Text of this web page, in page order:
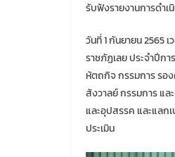
รับฟังรายงานการดำ
วันที่ 1 กันยายน 2565
ราชภัฏเลย ประจำปีก
หัตถกิจ กรรมการ รอ
สังวาลย์ กรรมการ แ
และอุปสรรค และแลก
ประเมิน